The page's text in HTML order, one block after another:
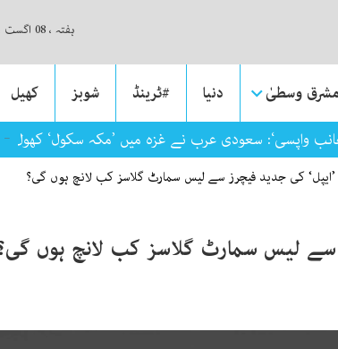
ہفتہ ، 08 اگست ، 2026
مشرق وسطیٰ دنیا #ٹرینڈ شوبز کھیل
واپسی‘: سعودی عرب نے غزہ میں ’مکہ سکول‘ کھول دیا
’ایپل‘ کی جدید فیچرز سے لیس سمارٹ گلاسز کب لانچ ہوں گی؟
سے لیس سمارٹ گلاسز کب لانچ ہوں